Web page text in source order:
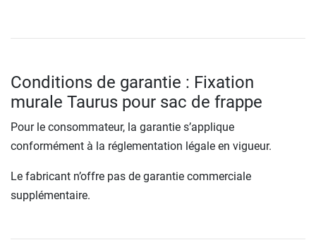
Conditions de garantie : Fixation
murale Taurus pour sac de frappe
Pour le consommateur, la garantie s’applique
conformément à la réglementation légale en vigueur.
Le fabricant n’offre pas de garantie commerciale
supplémentaire.